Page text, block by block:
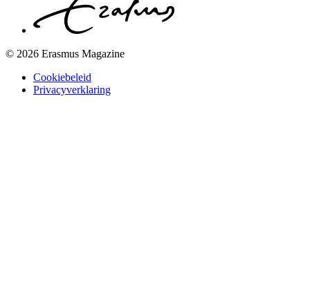
© 2026 Erasmus Magazine
Cookiebeleid
Privacyverklaring